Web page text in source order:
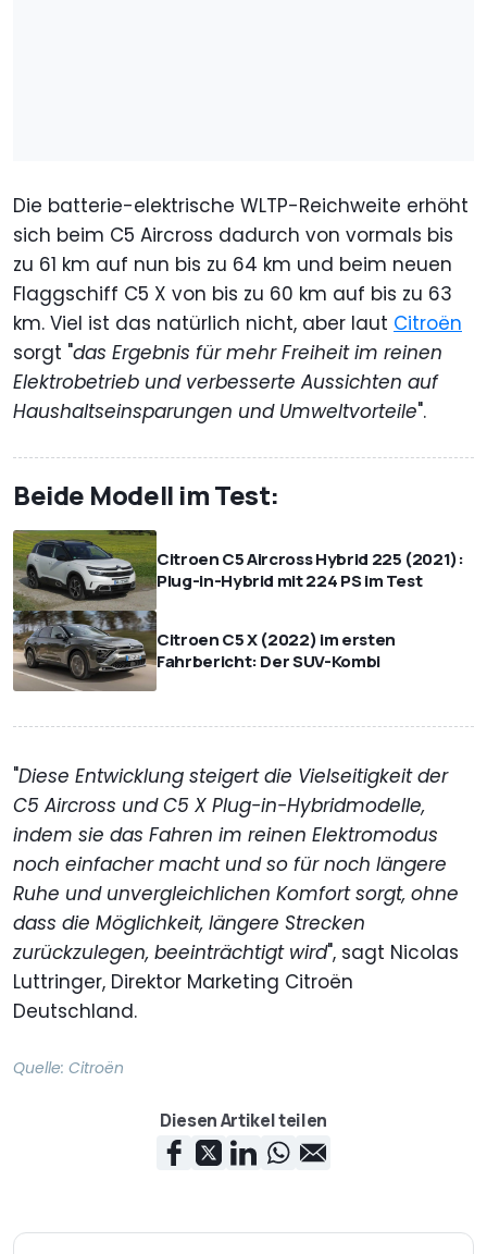
Die batterie-elektrische WLTP-Reichweite erhöht
sich beim C5 Aircross dadurch von vormals bis
zu 61 km auf nun bis zu 64 km und beim neuen
Flaggschiff C5 X von bis zu 60 km auf bis zu 63
km. Viel ist das natürlich nicht, aber laut Citroën
sorgt "das Ergebnis für mehr Freiheit im reinen
Elektrobetrieb und verbesserte Aussichten auf
Haushaltseinsparungen und Umweltvorteile".
Beide Modell im Test:
Citroen C5 Aircross Hybrid 225 (2021):
Plug-in-Hybrid mit 224 PS im Test
Citroen C5 X (2022) im ersten
Fahrbericht: Der SUV-Kombi
"Diese Entwicklung steigert die Vielseitigkeit der
C5 Aircross und C5 X Plug-in-Hybridmodelle,
indem sie das Fahren im reinen Elektromodus
noch einfacher macht und so für noch längere
Ruhe und unvergleichlichen Komfort sorgt, ohne
dass die Möglichkeit, längere Strecken
zurückzulegen, beeinträchtigt wird", sagt Nicolas
Luttringer, Direktor Marketing Citroën
Deutschland.
Quelle: Citroën
Diesen Artikel teilen